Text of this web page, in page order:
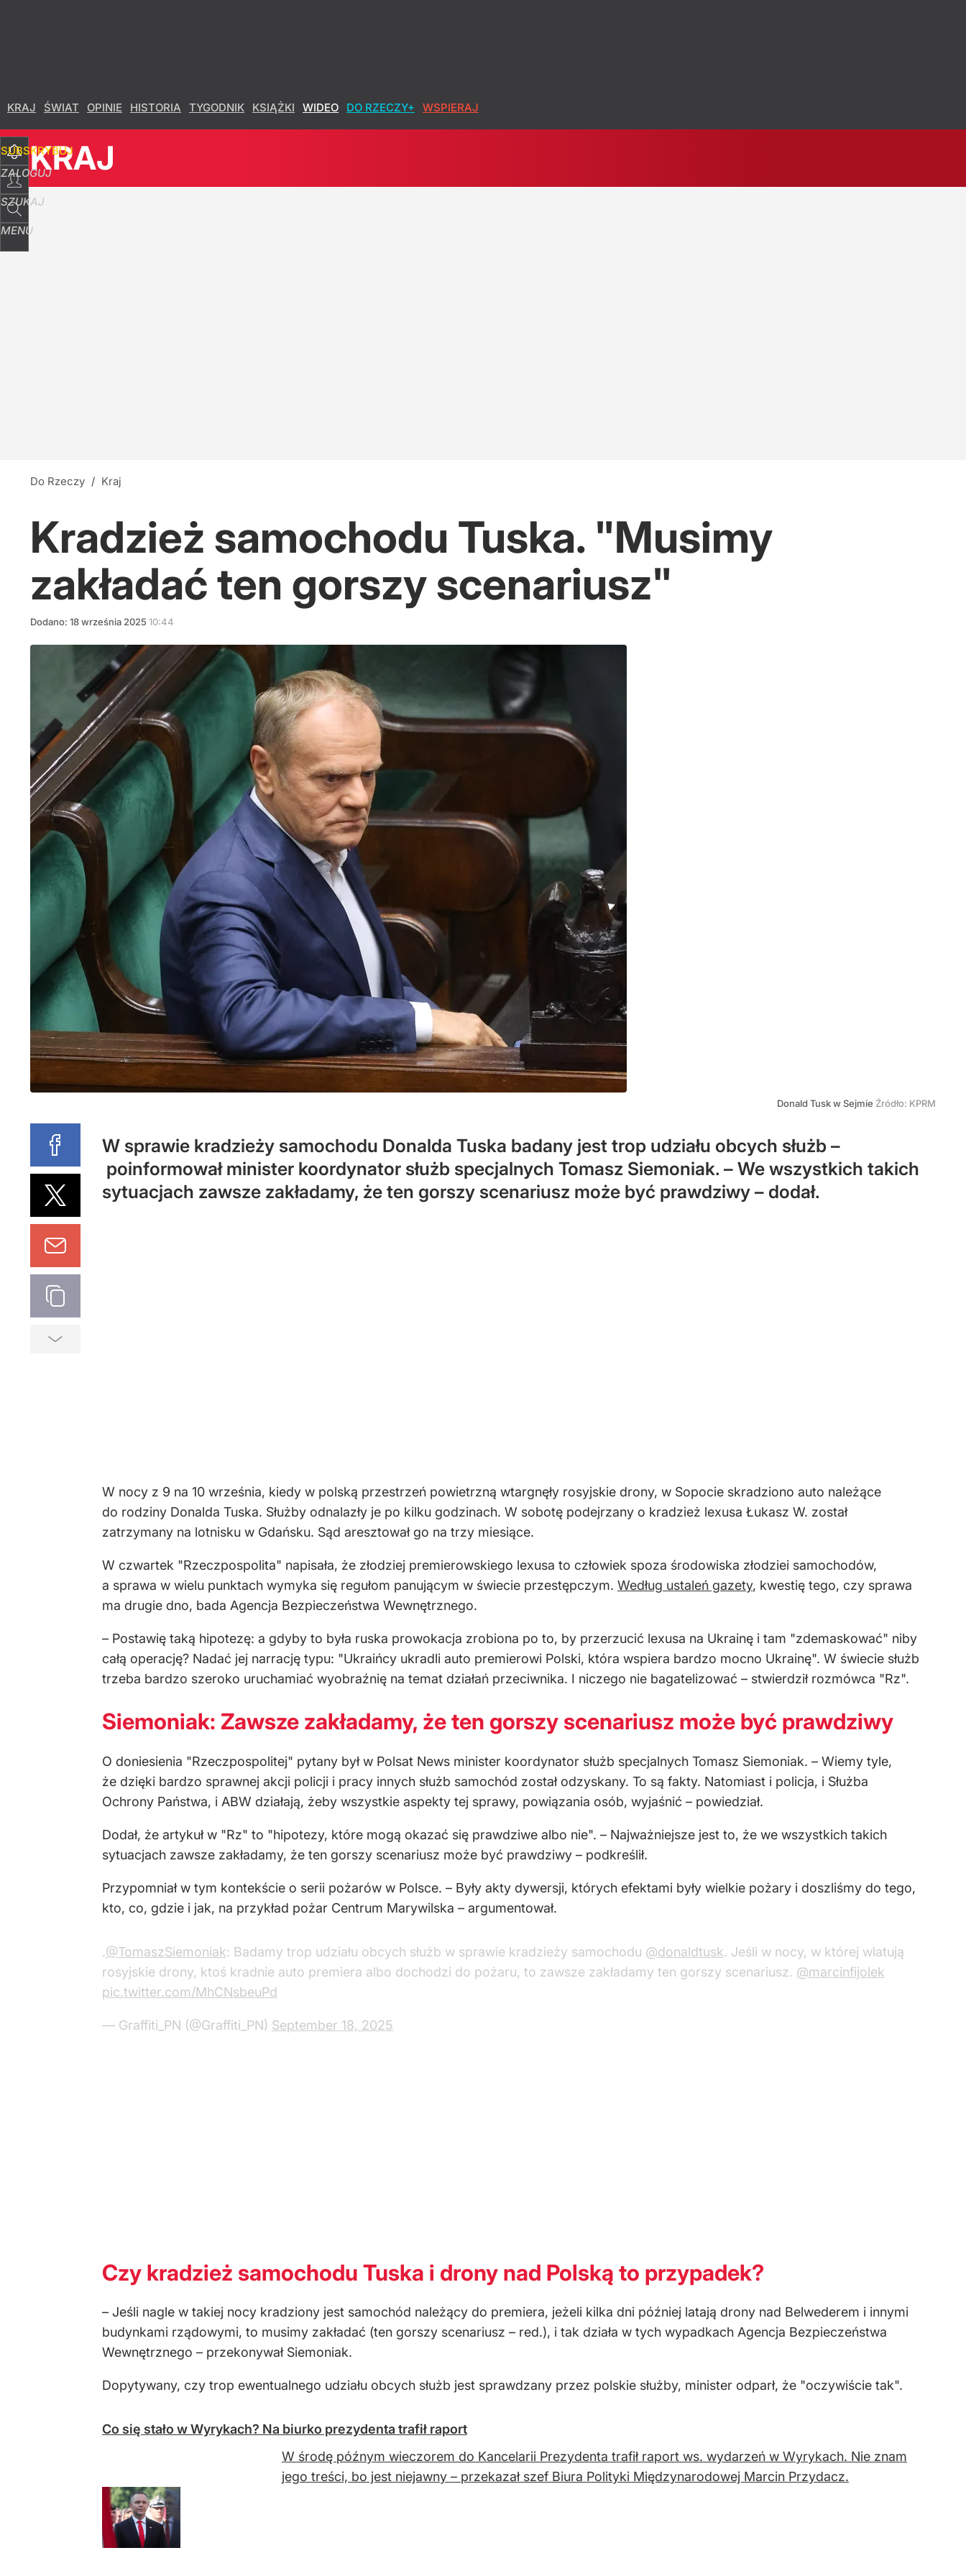
KRAJ ŚWIAT OPINIE HISTORIA TYGODNIK KSIĄŻKI WIDEO DO RZECZY+ WSPIERAJ
SUBSKRYBUJ
ZALOGUJ
SZUKAJ
MENU
KRAJ
Do Rzeczy / Kraj
Kradzież samochodu Tuska. "Musimy
zakładać ten gorszy scenariusz"
Dodano: 18września 2025 10:44
Donald Tusk w Sejmie Źródło: KPRM
W sprawie kradzieży samochodu Donalda Tuska badany jest trop udziału obcych służb –
poinformował minister koordynator służb specjalnych Tomasz Siemoniak. – We wszystkich takich
sytuacjach zawsze zakładamy, że ten gorszy scenariusz może być prawdziwy – dodał.
W nocy z 9 na 10 września, kiedy w polską przestrzeń powietrzną wtargnęły rosyjskie drony, w Sopocie skradziono auto należące
do rodziny Donalda Tuska. Służby odnalazły je po kilku godzinach. W sobotę podejrzany o kradzież lexusa Łukasz W. został
zatrzymany na lotnisku w Gdańsku. Sąd aresztował go na trzy miesiące.
W czwartek "Rzeczpospolita" napisała, że złodziej premierowskiego lexusa to człowiek spoza środowiska złodziei samochodów,
a sprawa w wielu punktach wymyka się regułom panującym w świecie przestępczym. Według ustaleń gazety, kwestię tego, czy sprawa
ma drugie dno, bada Agencja Bezpieczeństwa Wewnętrznego.
– Postawię taką hipotezę: a gdyby to była ruska prowokacja zrobiona po to, by przerzucić lexusa na Ukrainę i tam "zdemaskować" niby
całą operację? Nadać jej narrację typu: "Ukraińcy ukradli auto premierowi Polski, która wspiera bardzo mocno Ukrainę". W świecie służb
trzeba bardzo szeroko uruchamiać wyobraźnię na temat działań przeciwnika. I niczego nie bagatelizować – stwierdził rozmówca "Rz".
Siemoniak: Zawsze zakładamy, że ten gorszy scenariusz może być prawdziwy
O doniesienia "Rzeczpospolitej" pytany był w Polsat News minister koordynator służb specjalnych Tomasz Siemoniak. – Wiemy tyle,
że dzięki bardzo sprawnej akcji policji i pracy innych służb samochód został odzyskany. To są fakty. Natomiast i policja, i Służba
Ochrony Państwa, i ABW działają, żeby wszystkie aspekty tej sprawy, powiązania osób, wyjaśnić – powiedział.
Dodał, że artykuł w "Rz" to "hipotezy, które mogą okazać się prawdziwe albo nie". – Najważniejsze jest to, że we wszystkich takich
sytuacjach zawsze zakładamy, że ten gorszy scenariusz może być prawdziwy – podkreślił.
Przypomniał w tym kontekście o serii pożarów w Polsce. – Były akty dywersji, których efektami były wielkie pożary i doszliśmy do tego,
kto, co, gdzie i jak, na przykład pożar Centrum Marywilska – argumentował.
.@TomaszSiemoniak: Badamy trop udziału obcych służb w sprawie kradzieży samochodu @donaldtusk. Jeśli w nocy, w której wlatują
rosyjskie drony, ktoś kradnie auto premiera albo dochodzi do pożaru, to zawsze zakładamy ten gorszy scenariusz. @marcinfijolek
pic.twitter.com/MhCNsbeuPd
— Graffiti_PN (@Graffiti_PN) September 18, 2025
Czy kradzież samochodu Tuska i drony nad Polską to przypadek?
– Jeśli nagle w takiej nocy kradziony jest samochód należący do premiera, jeżeli kilka dni później latają drony nad Belwederem i innymi
budynkami rządowymi, to musimy zakładać (ten gorszy scenariusz – red.), i tak działa w tych wypadkach Agencja Bezpieczeństwa
Wewnętrznego – przekonywał Siemoniak.
Dopytywany, czy trop ewentualnego udziału obcych służb jest sprawdzany przez polskie służby, minister odparł, że "oczywiście tak".
Co się stało w Wyrykach? Na biurko prezydenta trafił raport
W środę późnym wieczorem do Kancelarii Prezydenta trafił raport ws. wydarzeń w Wyrykach. Nie znam
jego treści, bo jest niejawny – przekazał szef Biura Polityki Międzynarodowej Marcin Przydacz.